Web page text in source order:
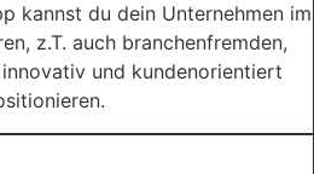
kannst du dein Unternehmen im
z.T. auch branchenfremden,
und kundenorientiert